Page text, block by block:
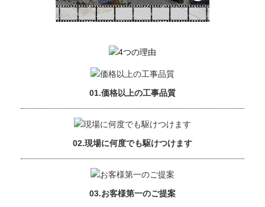
01.価格以上の工事品質
02.現場に何度でも駆けつけます
03.お客様第一のご提案